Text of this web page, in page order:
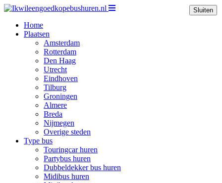
Home
Plaatsen
Amsterdam
Rotterdam
Den Haag
Utrecht
Eindhoven
Tilburg
Groningen
Almere
Breda
Nijmegen
Overige steden
Type bus
Touringcar huren
Partybus huren
Dubbeldekker bus huren
Midibus huren
Sluiten